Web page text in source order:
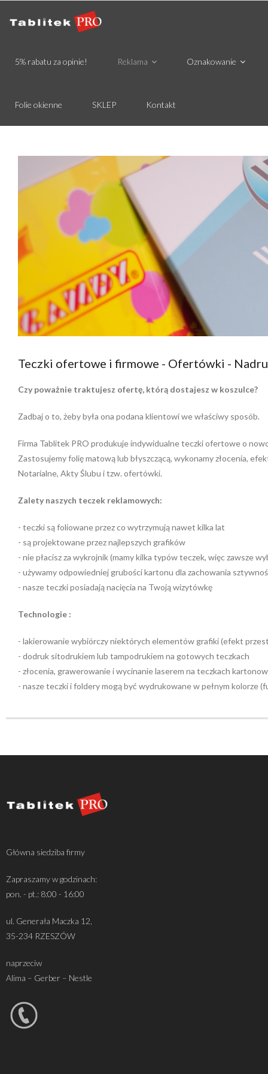
5% rabatu za opinie! Reklama Oznakowanie
Folie okienne SKLEP Kontakt
Teczki ofertowe i firmowe - Ofertówki -
Czy poważnie traktujesz ofertę, którą dostajesz w koszulce?
Zadbaj o to, żeby była ona podana klientowi we właściwy sposób.
Firma Tablitek PRO produkuje indywidualne teczki ofertowe o
Zastosujemy folię matową lub błyszczącą, wykonamy złocenia,
Notarialne, Akty Ślubu i tzw. ofertówki.
Zalety naszych teczek reklamowych:
- teczki są foliowane przez co wytrzymują nawet kilka lat
- są projektowane przez najlepszych grafików
- nie płacisz za wykrojnik (mamy kilka typów teczek, więc zawsze
- używamy odpowiedniej grubości kartonu dla zachowania
- nasze teczki posiadają nacięcia na Twoją wizytówkę
Technologie :
- lakierowanie wybiórczy niektórych elementów grafiki (efekt
- dodruk sitodrukiem lub tampodrukiem na gotowych teczkach
- złocenia, grawerowanie i wycinanie laserem na teczkach
- nasze teczki i foldery mogą być wydrukowane w pełnym kolorze
Główna siedziba firmy
Zapraszamy w godzinach:
pon. - pt.: 8:00 - 16:00
ul. Generała Maczka 12,
35-234 RZESZÓW
naprzeciw
Alima – Gerber – Nestle